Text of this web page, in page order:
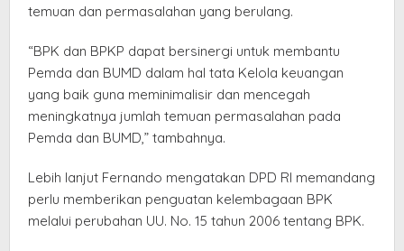
temuan dan permasalahan yang berulang.
“BPK dan BPKP dapat bersinergi untuk membantu
Pemda dan BUMD dalam hal tata Kelola keuangan
yang baik guna meminimalisir dan mencegah
meningkatnya jumlah temuan permasalahan pada
Pemda dan BUMD,” tambahnya.
Lebih lanjut Fernando mengatakan DPD RI memandang
perlu memberikan penguatan kelembagaan BPK
melalui perubahan UU. No. 15 tahun 2006 tentang BPK.